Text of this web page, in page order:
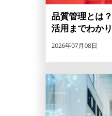
品質管理とは
活用までわか
2026年07月08日